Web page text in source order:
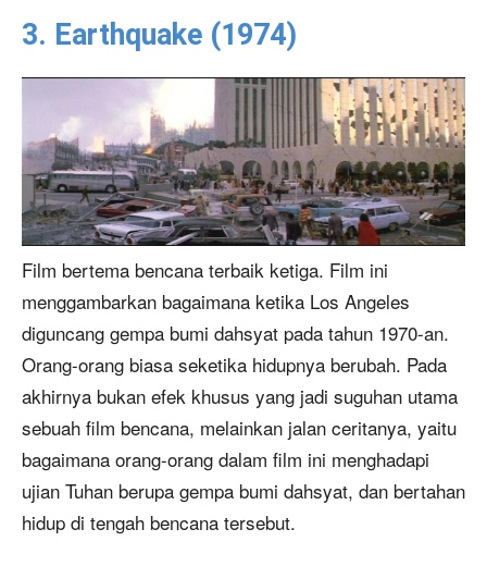
3. Earthquake (1974)
Film bertema bencana terbaik ketiga. Film ini
menggambarkan bagaimana ketika Los Angeles
diguncang gempa bumi dahsyat pada tahun 1970-an.
Orang-orang biasa seketika hidupnya berubah. Pada
akhirnya bukan efek khusus yang jadi suguhan utama
sebuah film bencana, melainkan jalan ceritanya, yaitu
bagaimana orang-orang dalam film ini menghadapi
ujian Tuhan berupa gempa bumi dahsyat, dan bertahan
hidup di tengah bencana tersebut.